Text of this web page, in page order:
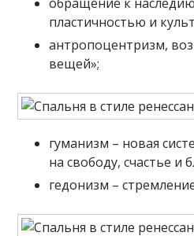
пластичностью и
антропоцентризм,
вещей»;
гуманизм – новая
на свободу, счастье и
гедонизм –